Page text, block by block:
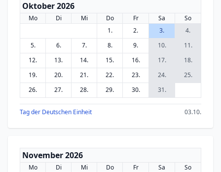
Oktober 2026
Mo Di Mi Do Fr Sa
So
1.
2. 3.
4.
5.
6. 7. 8. 9. 10.
11.
12.
13. 14. 15. 16. 17.
18.
19.
20. 21. 22. 23. 24.
25.
26.
27. 28. 29. 30. 31.
Tag der Deutschen Einheit 03.10.
November 2026
Mo Di Mi Do Fr Sa
So